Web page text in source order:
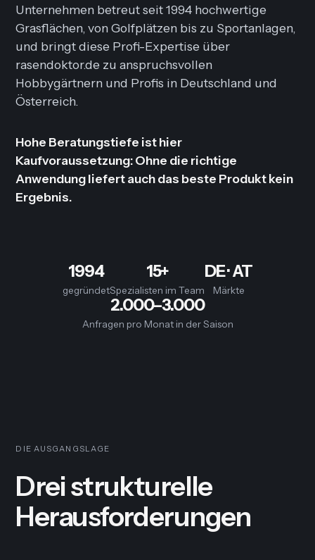
Unternehmen betreut seit 1994 hochwertige
Grasflächen, von Golfplätzen bis zu Sportanlagen,
und bringt diese Profi-Expertise über
rasendoktor.de zu anspruchsvollen
Hobbygärtnern und Profis in Deutschland und
Österreich.
Hohe Beratungstiefe ist hier
Kaufvoraussetzung: Ohne die richtige
Anwendung liefert auch das beste Produkt kein
Ergebnis.
1994
gegründet
15+
Spezialisten im Team
DE · AT
Märkte
2.000–3.000
Anfragen pro Monat in der Saison
DIE AUSGANGSLAGE
Drei strukturelle
Herausforderungen